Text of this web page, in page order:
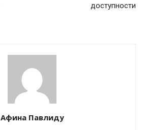
доступности
Афина Павлиду